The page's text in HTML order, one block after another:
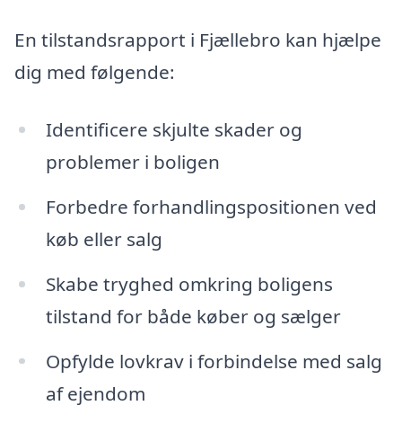
En tilstandsrapport i Fjællebro kan hjælpe
dig med følgende:
Identificere skjulte skader og
problemer i boligen
Forbedre forhandlingspositionen ved
køb eller salg
Skabe tryghed omkring boligens
tilstand for både køber og sælger
Opfylde lovkrav i forbindelse med salg
af ejendom